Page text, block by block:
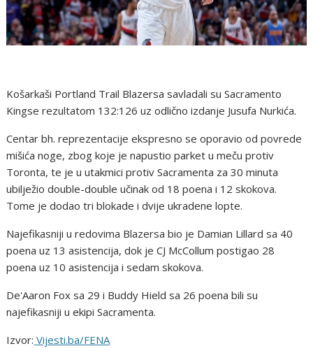
Košarkaši Portland Trail Blazersa savladali su Sacramento
Kingse rezultatom 132:126 uz odlično izdanje Jusufa Nurkića.
Centar bh. reprezentacije ekspresno se oporavio od povrede
mišića noge, zbog koje je napustio parket u meču protiv
Toronta, te je u utakmici protiv Sacramenta za 30 minuta
ubilježio double-double učinak od 18 poena i 12 skokova.
Tome je dodao tri blokade i dvije ukradene lopte.
Najefikasniji u redovima Blazersa bio je Damian Lillard sa 40
poena uz 13 asistencija, dok je CJ McCollum postigao 28
poena uz 10 asistencija i sedam skokova.
De'Aaron Fox sa 29 i Buddy Hield sa 26 poena bili su
najefikasniji u ekipi Sacramenta.
Izvor: Vijesti.ba/FENA